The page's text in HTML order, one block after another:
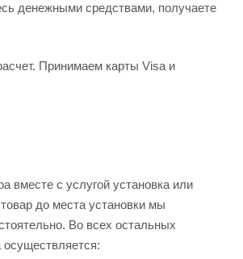
денежными средствами, получаете
Принимаем карты Visa и
вместе с услугой установка или
до места установки мы
Во всех остальных
осуществляется: